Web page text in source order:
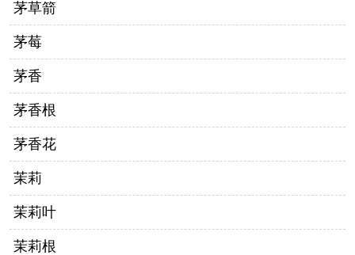
茅草箭
茅莓
茅香
茅香根
茅香花
茉莉
茉莉叶
茉莉根